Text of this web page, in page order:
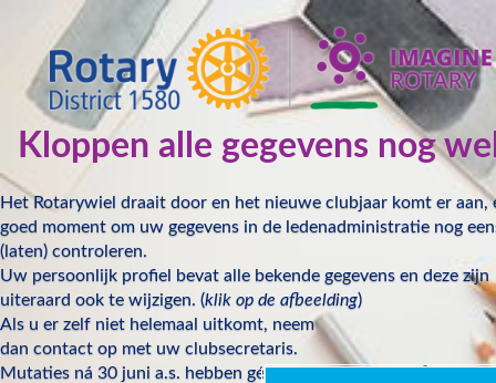
Kloppen alle gegevens nog
Het Rotarywiel draait door en het nieuwe clubjaar komt er aan,
goed moment om uw gegevens in de ledenadministratie nog
(laten) controleren.
Uw persoonlijk profiel bevat alle bekende gegevens en deze zijn
uiteraard ook te wijzigen. (klik op de afbeelding)
Als u er zelf niet helemaal uitkomt, neem
dan contact op met uw clubsecretaris.
Mutaties ná 30 juni a.s. hebben géén invloed op de halfjaarlijkse